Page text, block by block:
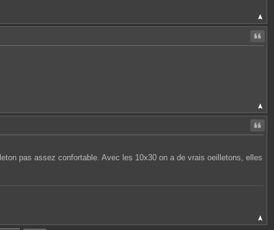
Citer
Citer
pas assez confortable. Avec les 10x30 on a de vrais oeilletons, elles